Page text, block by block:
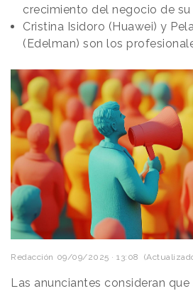
crecimiento del negocio de su
Cristina Isidoro (Huawei) y
(Edelman) son los
Redacción 09/09/2025 · 13:08
Las anunciantes consideran que